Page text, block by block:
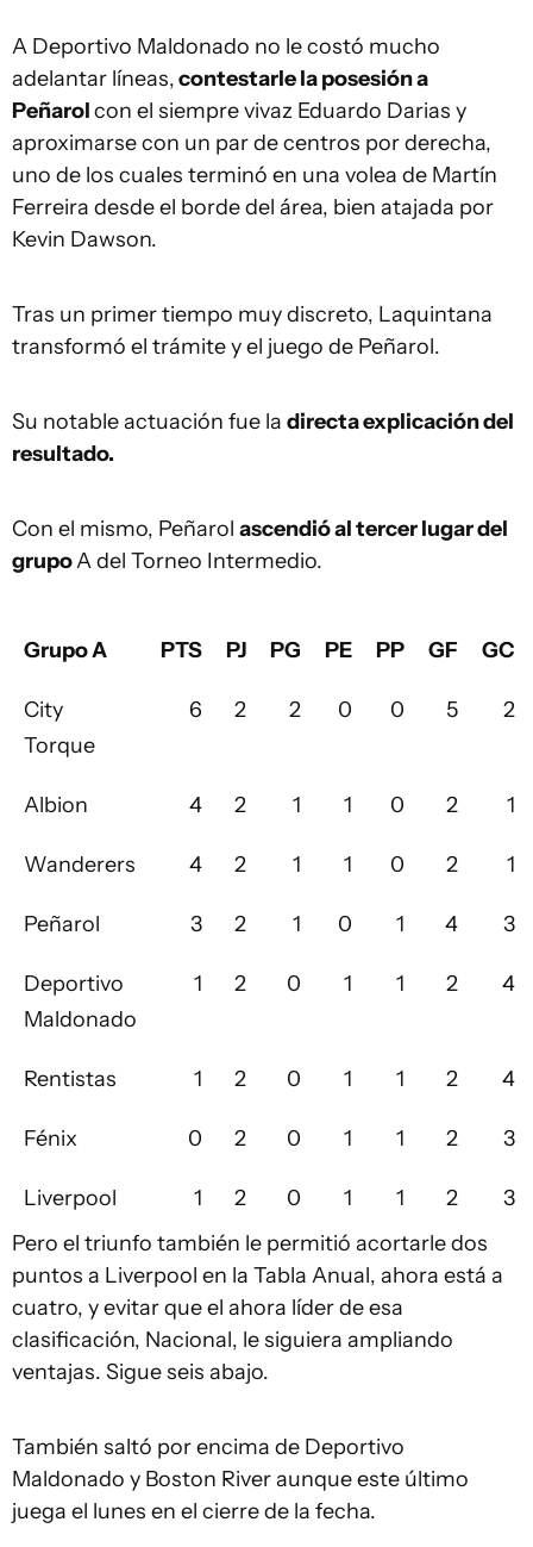
A Deportivo Maldonado no le costó mucho
adelantar líneas,contestarle la posesión a
Peñarolcon el siempre vivaz Eduardo Darias y
aproximarse con un par de centros por derecha,
uno de los cuales terminó en una volea de Martín
Ferreira desde el borde del área, bien atajada por
Kevin Dawson.
Tras un primer tiempo muy discreto, Laquintana
transformó el trámite y el juego de Peñarol.
Su notable actuación fue la directa explicación del
resultado.
Con el mismo, Peñarol ascendió al tercer lugar del
grupoA del Torneo Intermedio.
Grupo A PTS PJ PG PE PP GF GC
City
Torque
6 2 2 0 0 5 2
Albion 4 2 1 1 0 2 1
Wanderers 4 2 1 1 0 2 1
Peñarol 3 2 1 0 1 4 3
Deportivo
Maldonado
1 2 0 1 1 2 4
Rentistas 1 2 0 1 1 2 4
Fénix 0 2 0 1 1 2 3
Liverpool 1 2 0 1 1 2
3
Pero el triunfo también le permitió acortarle dos
puntos a Liverpool en la Tabla Anual, ahora está a
cuatro, y evitar que el ahora líder de esa
clasificación, Nacional, le siguiera ampliando
ventajas. Sigue seis abajo.
También saltó por encima de Deportivo
Maldonado y Boston River aunque este último
juega el lunes en el cierre de la fecha.